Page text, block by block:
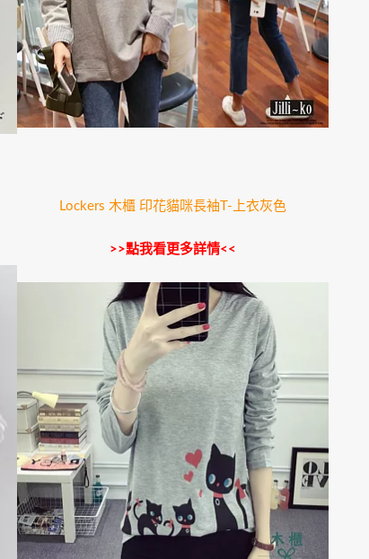
Lockers 木櫃 印花貓咪長袖T-上衣灰色
>>點我看更多詳情<<